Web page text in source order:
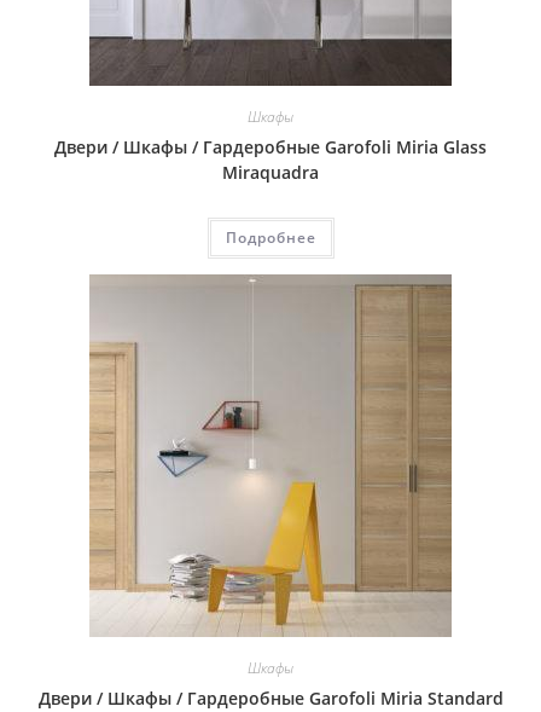
Шкафы
Двери / Шкафы / Гардеробные Garofoli Miria Glass
Miraquadra
Подробнее
Шкафы
Двери / Шкафы / Гардеробные Garofoli Miria Standard